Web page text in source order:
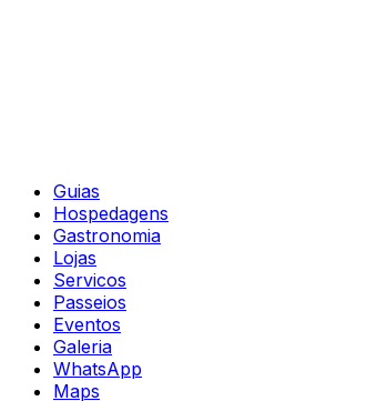
Guias
Hospedagens
Gastronomia
Lojas
Servicos
Passeios
Eventos
Galeria
WhatsApp
Maps